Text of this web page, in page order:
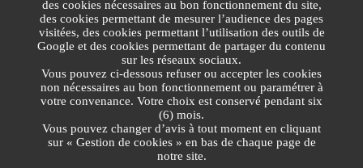
Protection des données Mentions légales Gestion des cookies
Accès téléphonique sourds et malentendants
Nous contacter
Lundi au Vendredi
des cookies nécessaires au bon fonctionnement du site,
des cookies permettant de mesurer l’audience des pages
visitées, des cookies permettant l’utilisation des outils de
Google et des cookies permettant de partager du contenu
sur les réseaux sociaux.
Vous pouvez ci-dessous refuser ou accepter les cookies
non nécessaires au bon fonctionnement ou paramétrer à
votre convenance. Votre choix est conservé pendant six
(6) mois.
Vous pouvez changer d’avis à tout moment en cliquant
sur « Gestion de cookies » en bas de chaque page de
notre site.